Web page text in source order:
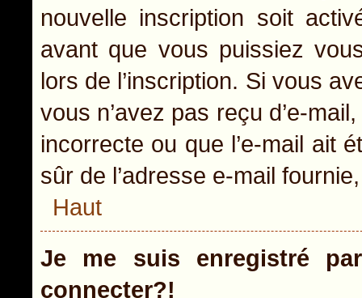
nouvelle inscription soit
avant que vous puissiez
lors de l’inscription. Si vous
vous n’avez pas reçu d’e-
incorrecte ou que l’e-mail ait
sûr de l’adresse e-mail
Haut
Je me suis enregistré
connecter?!